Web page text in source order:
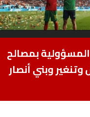
بمصالح
وبني أنصار